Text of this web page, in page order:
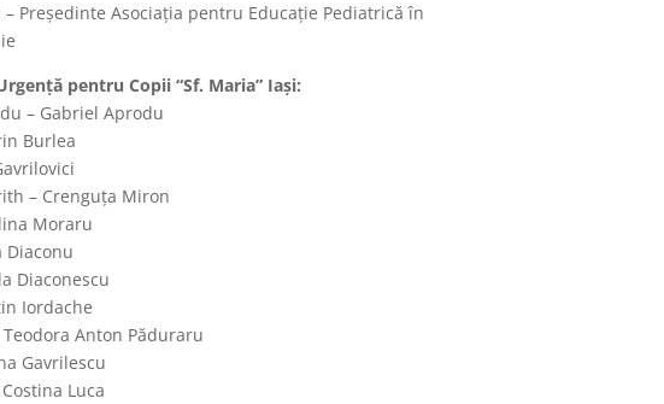
– Președinte Asociația pentru Educație Pediatrică în
pentru Copii “Sf. Maria” Iași:
– Gabriel Aprodu
Burlea
– Crenguța Miron
Moraru
Diaconu
Diaconescu
Iordache
Anton Păduraru
Gavrilescu
Luca